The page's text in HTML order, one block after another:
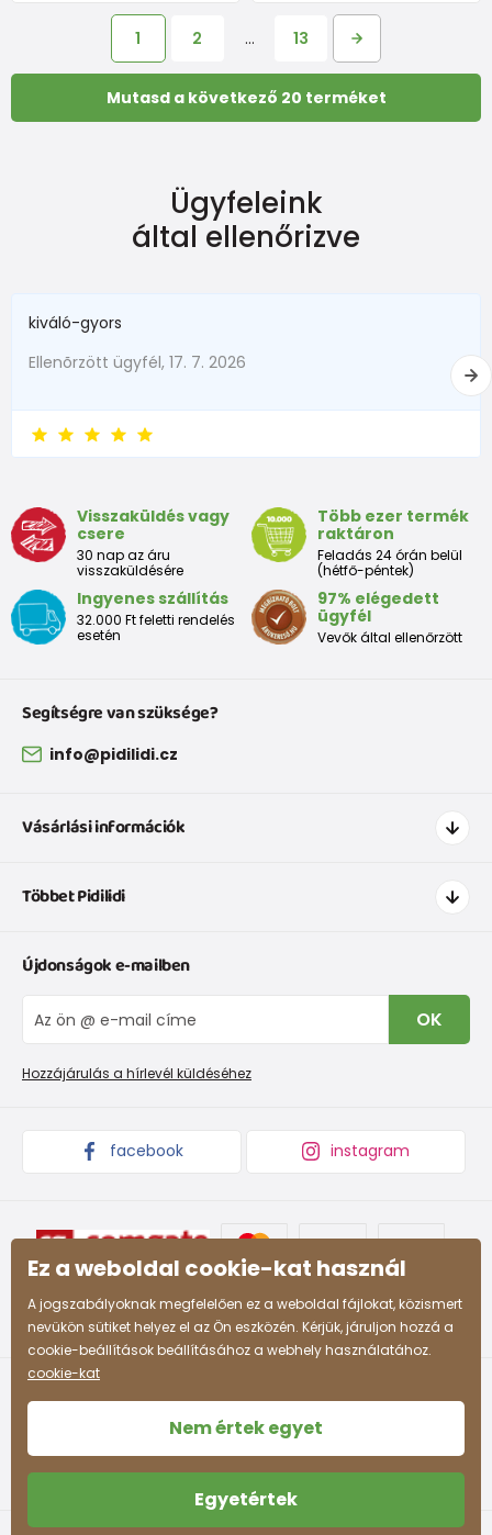
1 2 … 13
Mutasd a következő 20 terméket
Ügyfeleink
által ellenőrizve
kiváló-gyors
Ellenõrzött ügyfél, 17. 7. 2026
Visszaküldés vagy
csere
30 nap az áru
visszaküldésére
Több ezer termék
raktáron
Feladás 24 órán belül
(hétfő-péntek)
Ingyenes szállítás
32.000 Ft feletti rendelés
esetén
97% elégedett
ügyfél
Vevők által ellenőrzött
Segítségre van szüksége?
info@pidilidi.cz
Vásárlási információk
Szállítás és fizetés
Cipőmérettáblázat
IVisszaküldések és reklamációk
Panaszkezelési eljárás
Többet Pidilidi
Rólunk
Nagykereskedelem PiDiLiDi
Áruk begyűjtése
Újdonságok e-mailben
OK
Hozzájárulás a hírlevél küldéséhez
facebook instagram
Ez a weboldal cookie-kat használ
A jogszabályoknak megfelelően ez a weboldal fájlokat, közismert
nevükön sütiket helyez el az Ön eszközén. Kérjük, járuljon hozzá a
cookie-beállítások beállításához a webhely használatához.
cookie-kat
Nem értek egyet
Egyetértek